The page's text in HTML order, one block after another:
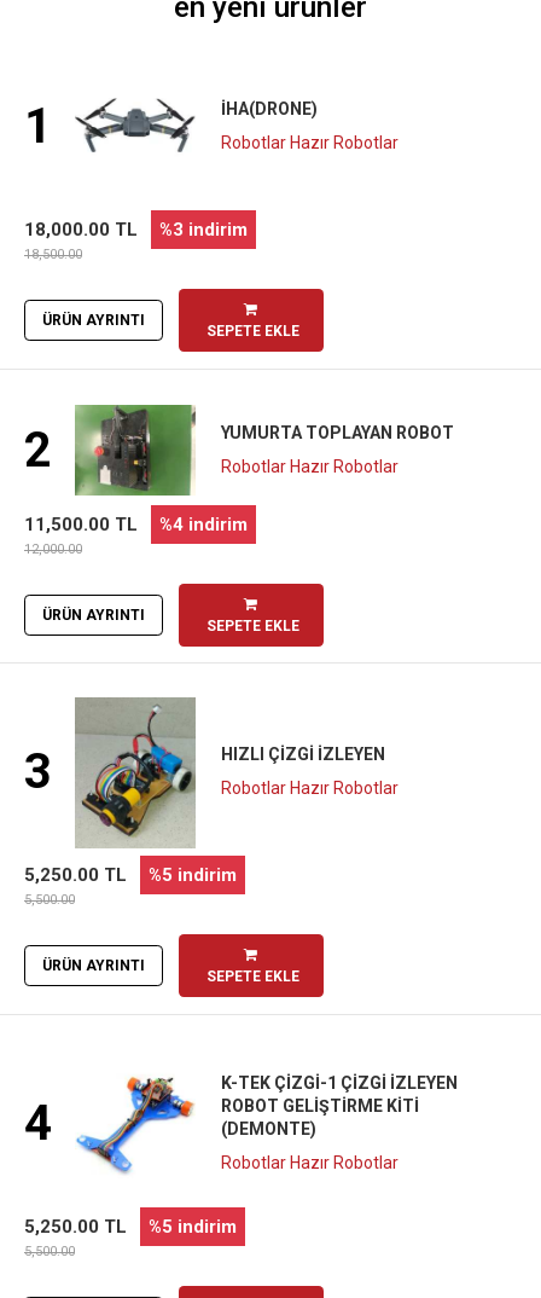
1
İHA(DRONE)
Robotlar Hazır Robotlar
18,000.00 TL %3 indirim
18,500.00
ÜRÜN AYRINTI
SEPETE EKLE
2
YUMURTA TOPLAYAN ROBOT
Robotlar Hazır Robotlar
11,500.00 TL %4 indirim
12,000.00
ÜRÜN AYRINTI
SEPETE EKLE
3
HIZLI ÇIZGI İZLEYEN
Robotlar Hazır Robotlar
5,250.00 TL %5 indirim
5,500.00
ÜRÜN AYRINTI
SEPETE EKLE
4
K-TEK ÇIZGI-1 ÇIZGI İZLEYEN
ROBOT GELIŞTIRME KITI
(DEMONTE)
Robotlar Hazır Robotlar
5,250.00 TL %5 indirim
5,500.00